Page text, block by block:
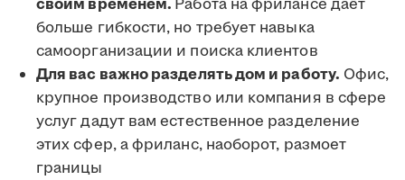
больше гибкости, но требует навыка
самоорганизации и поиска клиентов
Для вас важно разделять дом и работу. Офис,
крупное производство или компания в сфере
услуг дадут вам естественное разделение
этих сфер, а фриланс, наоборот, размоет
границы